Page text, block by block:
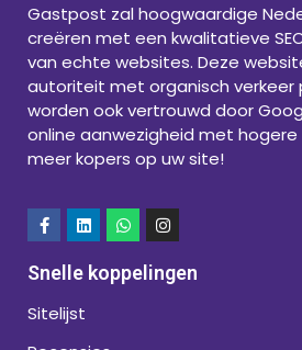
Gastpost zal hoogwaardige
creëren met een kwalitatieve
van echte websites. Deze
autoriteit met organisch verkeer
worden ook vertrouwd door
online aanwezigheid met
meer kopers op uw site!
Snelle koppelingen
Sitelijst